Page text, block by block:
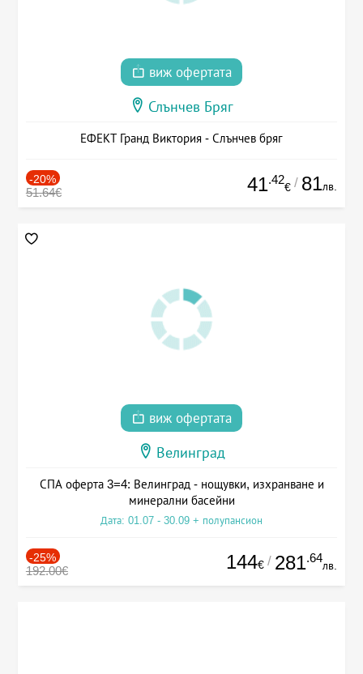
виж офертата
Слънчев Бряг
ЕФЕКТ Гранд Виктория - Слънчев бряг
-20%
51.64€ 41.42
€ / 81лв.
виж офертата
Велинград
СПА оферта 3=4: Велинград - нощувки, изхранване и
минерални басейни
Дата: 01.07 - 30.09 + полупансион
-25%
192.00€ 144€ / 281.64
лв.